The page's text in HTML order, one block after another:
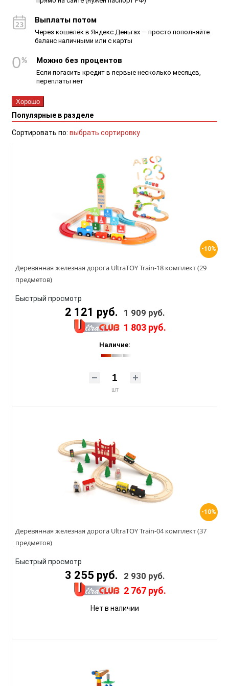
Выплаты потом
Через кошелёк в Яндекс.Деньгах — просто пополняйте
баланс наличными или с карты
Можно без процентов
Если погасить кредит в первые несколько месяцев,
переплаты нет
Хорошо
Популярные в разделе
Сортировать по: выбрать сортировку
-10%
Деревянная железная дорога UltraTOY Train-18 комплект (29
предметов)
Быстрый просмотр
2 121 руб. 1 909 руб.
1 803 руб.
Наличие:
шт
-10%
Деревянная железная дорога UltraTOY Train-04 комплект (37
предметов)
Быстрый просмотр
3 255 руб. 2 930 руб.
2 767 руб.
Нет в наличии